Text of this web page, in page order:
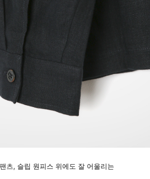
츠, 슬립 원피스 위에도 잘 어울리는